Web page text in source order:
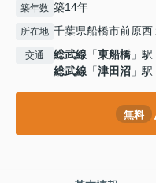
築年数 築14年
所在地 千葉県船橋市前原西
交通 総武線 「東船橋 」
総武線 「津田沼 」
無料